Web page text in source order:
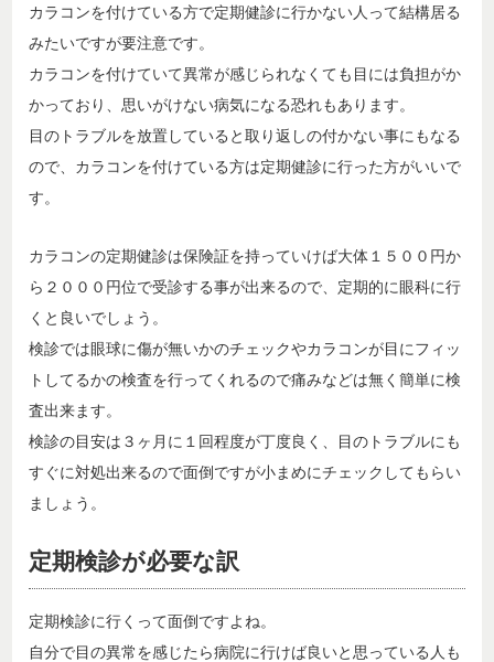
カラコンを付けている方で定期健診に行かない人って結構居る
みたいですが要注意です。
カラコンを付けていて異常が感じられなくても目には負担がか
かっており、思いがけない病気になる恐れもあります。
目のトラブルを放置していると取り返しの付かない事にもなる
ので、カラコンを付けている方は定期健診に行った方がいいで
す。
カラコンの定期健診は保険証を持っていけば大体１５００円か
ら２０００円位で受診する事が出来るので、定期的に眼科に行
くと良いでしょう。
検診では眼球に傷が無いかのチェックやカラコンが目にフィッ
トしてるかの検査を行ってくれるので痛みなどは無く簡単に検
査出来ます。
検診の目安は３ヶ月に１回程度が丁度良く、目のトラブルにも
すぐに対処出来るので面倒ですが小まめにチェックしてもらい
ましょう。
定期検診が必要な訳
定期検診に行くって面倒ですよね。
自分で目の異常を感じたら病院に行けば良いと思っている人も